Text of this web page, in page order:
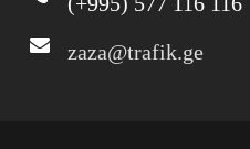
zaza@trafik.ge